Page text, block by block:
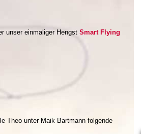
unser einmaliger Hengst Smart Flying
Theo unter Maik Bartmann folgende